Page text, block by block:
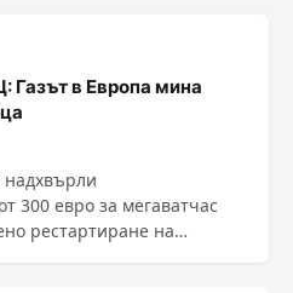
Газът в Европа мина
надхвърли
300 евро за мегаватчас
рестартиране на